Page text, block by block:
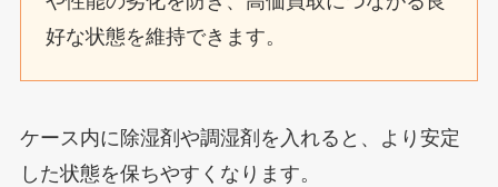
好な状態を維持できます。
ケース内に除湿剤や調湿剤を入れると、より安定
した状態を保ちやすくなります。